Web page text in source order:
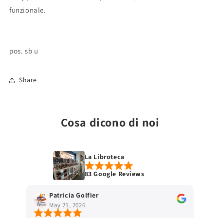
funzionale.
pos. sb u
Share
Cosa dicono di noi
La Libroteca
83 Google Reviews
Patricia Golfier
May 21, 2026